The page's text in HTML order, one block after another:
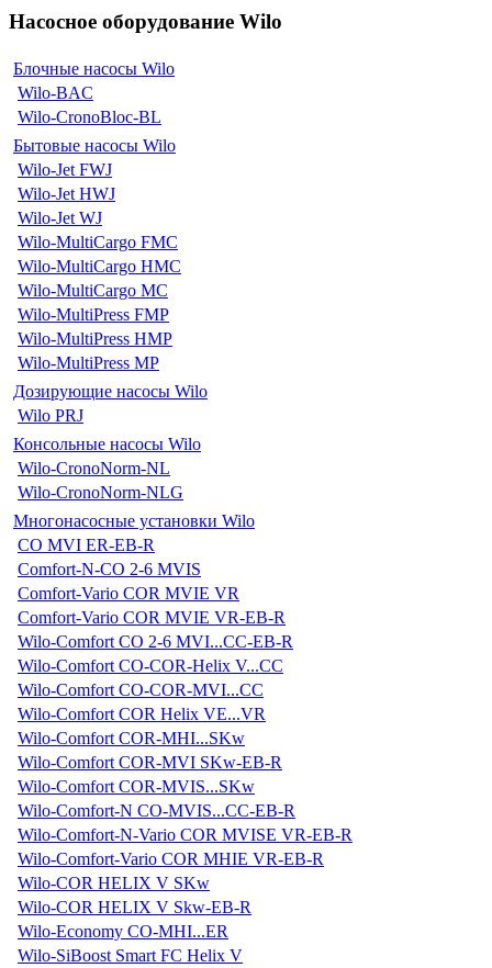
Насосное оборудование Wilo
Блочные насосы Wilo
Wilo-BAC
Wilo-CronoBloc-BL
Бытовые насосы Wilo
Wilo-Jet FWJ
Wilo-Jet HWJ
Wilo-Jet WJ
Wilo-MultiCargo FMC
Wilo-MultiCargo HMC
Wilo-MultiCargo MC
Wilo-MultiPress FMP
Wilo-MultiPress HMP
Wilo-MultiPress MP
Дозирующие насосы Wilo
Wilo PRJ
Консольные насосы Wilo
Wilo-CronoNorm-NL
Wilo-CronoNorm-NLG
Многонасосные установки Wilo
CO MVI ER-EB-R
Comfort-N-CO 2-6 MVIS
Comfort-Vario COR MVIE VR
Comfort-Vario COR MVIE VR-EB-R
Wilo-Comfort CO 2-6 MVI...CC-EB-R
Wilo-Comfort CO-COR-Helix V...CC
Wilo-Comfort CO-COR-MVI...CC
Wilo-Comfort COR Helix VE...VR
Wilo-Comfort COR-MHI...SKw
Wilo-Comfort COR-MVI SKw-EB-R
Wilo-Comfort COR-MVIS...SKw
Wilo-Comfort-N CO-MVIS...CC-EB-R
Wilo-Comfort-N-Vario COR MVISE VR-EB-R
Wilo-Comfort-Vario COR MHIE VR-EB-R
Wilo-COR HELIX V SKw
Wilo-COR HELIX V Skw-EB-R
Wilo-Economy CO-MHI...ER
Wilo-SiBoost Smart FC Helix V